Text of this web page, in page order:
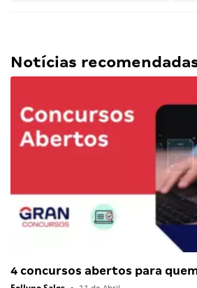
Notícias
4 concursos abertos para